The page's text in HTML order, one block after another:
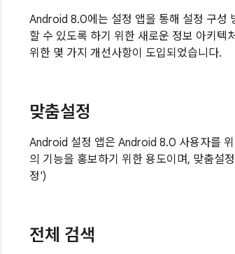
Android 8.0에는 설정 앱을 통해 설정 구성
할 수 있도록 하기 위한 새로운 정보 아키
위한 몇 가지 개선사항이 도입되었습니다.
맞춤설정
Android 설정 앱은 Android 8.0 사용자를
의 기능을 홍보하기 위한 용도이며, 맞춤설
정')
전체 검색